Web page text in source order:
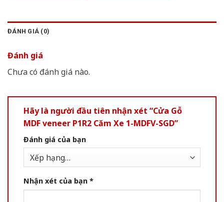
ĐÁNH GIÁ (0)
Đánh giá
Chưa có đánh giá nào.
Hãy là người đầu tiên nhận xét “Cửa Gỗ
MDF veneer P1R2 Căm Xe 1-MDFV-SGD”
Đánh giá của bạn
Nhận xét của bạn *